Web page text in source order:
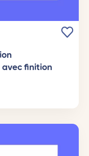
avec finition